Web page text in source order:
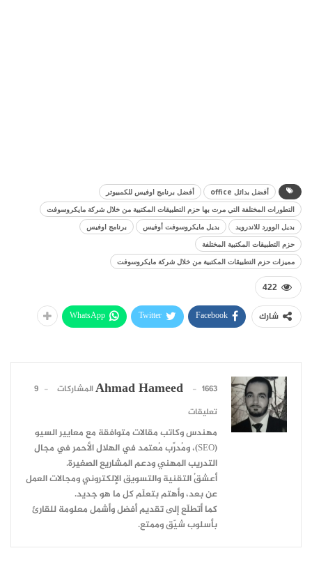
أفضل بدائل office
أفضل برنامج اوفيس للكمبيوتر
التطورات المختلفة التي مرت بها حزم التطبيقات المكتبية من خلال شركة مايكروسوفت
بديل الوورد للاندرويد
بديل مايكروسوفت أوفيس
برنامج اوفيس
حزم التطبيقات المكتبية المختلفة
مميزات حزم التطبيقات المكتبية من خلال شركة مايكروسوفت
422
شارك Facebook
Twitter
WhatsApp
Ahmad Hameed 1663 المشاركات
9
تعليقات
مهندس وكاتب مقالات متوافقة مع معايير السيو
(SEO)، ومُدرِّب مُعتمد في الهلال الأحمر في مجال
التدريب المهني ودعم المشاريع الصغيرة.
أعشقُ التقنية والتسويق الإلكتروني ومجالات العمل
عن بعد، وأهتم بتعلّم كل ما هو جديد.
كما أتطلّع إلى تقديم أفضل وأشمل معلومة للقارئ
بأسلوب شيّق وممتع.